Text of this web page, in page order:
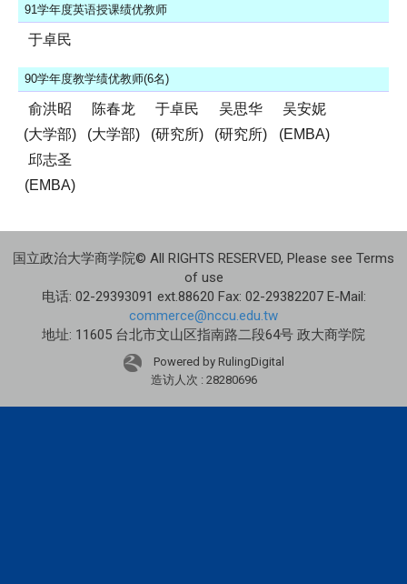
91学年度英语授课绩优教师
于卓民
90学年度教学绩优教师(6名)
俞洪昭
(大学部)
陈春龙
(大学部)
于卓民
(研究所)
吴思华
(研究所)
吴安妮
(EMBA)
邱志圣
(EMBA)
国立政治大学商学院© All RIGHTS RESERVED, Please see Terms
of use
电话: 02-29393091 ext.88620 Fax: 02-29382207 E-Mail:
commerce@nccu.edu.tw
地址: 11605 台北市文山区指南路二段64号 政大商学院
Powered by RulingDigital
造访人次 : 28280696